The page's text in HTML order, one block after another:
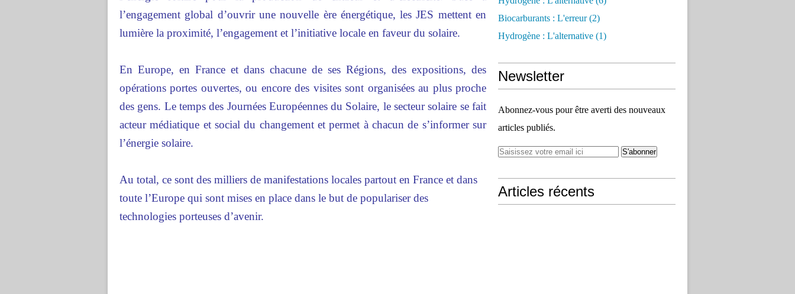
l’engagement global d’ouvrir une nouvelle ère énergétique, les JES mettent en
lumière la proximité, l’engagement et l’initiative locale en faveur du solaire.
En Europe, en France et dans chacune de ses Régions, des expositions, des
opérations portes ouvertes, ou encore des visites sont organisées au plus proche
des gens. Le temps des Journées Européennes du Solaire, le secteur solaire se fait
acteur médiatique et social du changement et permet à chacun de s’informer sur
l’énergie solaire.
Au total, ce sont des milliers de manifestations locales partout en France et dans
toute l’Europe qui sont mises en place dans le but de populariser des
technologies porteuses d’avenir.
Biocarburants : L'erreur(2)
Hydrogène : L'alternative (1)
Newsletter
Abonnez-vous pour être averti des nouveaux
articles publiés.
Articles récents